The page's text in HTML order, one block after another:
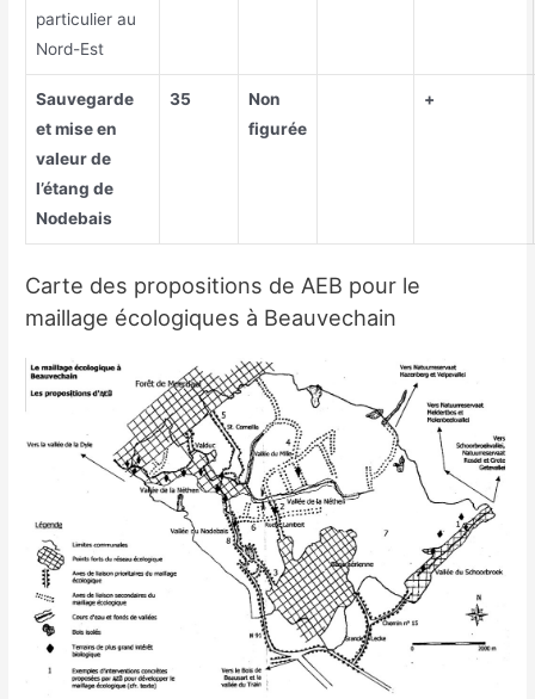
particulier au
Nord-Est
Sauvegarde
et mise en
valeur de
l’étang de
Nodebais
35
Non
figurée
+
Carte des propositions de AEB pour le
maillage écologiques à Beauvechain